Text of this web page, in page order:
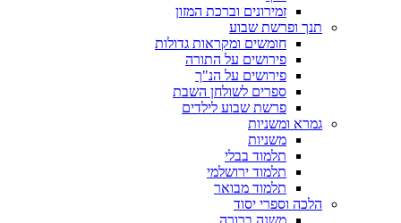
זמירונים וברכת המזון
תנך ופרשת שבוע
חומשים ומקראות גדולות
פירושים על התורה
פירושים על הנ"ך
ספרים לשולחן השבת
פרשת שבוע לילדים
גמרא ומשניות
משניות
תלמוד בבלי
תלמוד ירושלמי
תלמוד מבואר
הלכה וספרי יסוד